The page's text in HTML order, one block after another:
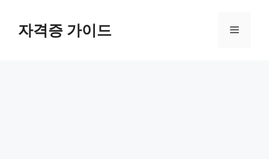
content자격증 가이드 Menu